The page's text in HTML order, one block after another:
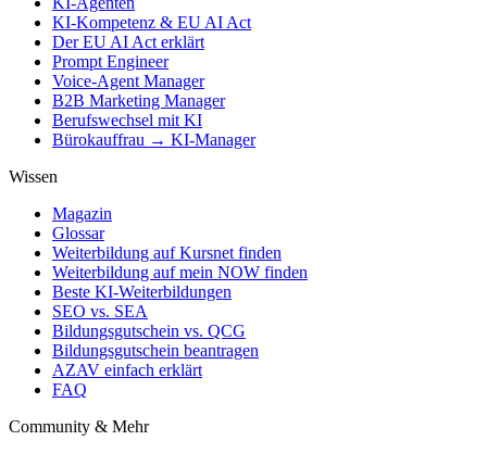
KI-Kompetenz & EU AI Act
Der EU AI Act erklärt
Prompt Engineer
Voice-Agent Manager
B2B Marketing Manager
Berufswechsel mit KI
Bürokauffrau → KI-Manager
Wissen
Magazin
Glossar
Weiterbildung auf Kursnet finden
Weiterbildung auf mein NOW finden
Beste KI-Weiterbildungen
SEO vs. SEA
Bildungsgutschein vs. QCG
Bildungsgutschein beantragen
AZAV einfach erklärt
FAQ
Community & Mehr